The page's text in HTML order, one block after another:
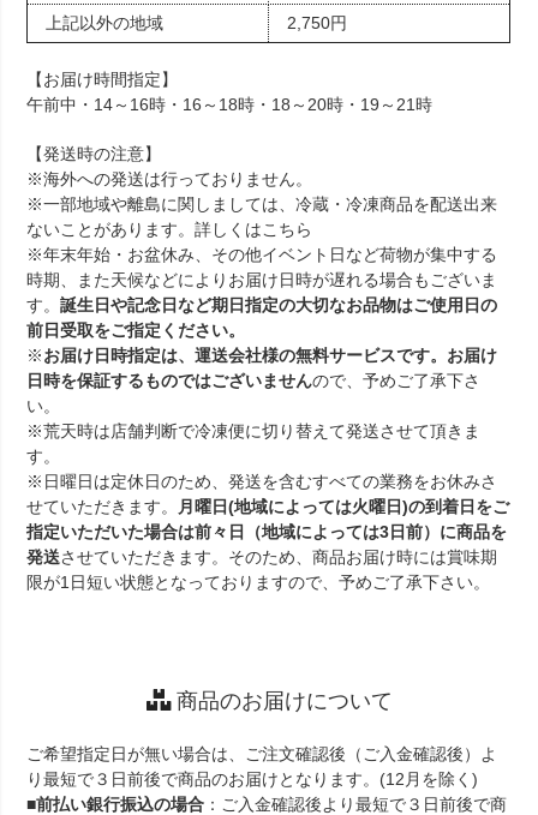
上記以外の地域
2,750円
【お届け時間指定】
午前中・14～16時・16～18時・18～20時・19～21時
【発送時の注意】
※海外への発送は行っておりません。
※一部地域や離島に関しましては、冷蔵・冷凍商品を配送出来
ないことがあります。詳しくはこちら
※年末年始・お盆休み、その他イベント日など荷物が集中する
時期、また天候などによりお届け日時が遅れる場合もございま
す。誕生日や記念日など期日指定の大切なお品物はご使用日の
前日受取をご指定ください。
※お届け日時指定は、運送会社様の無料サービスです。お届け
日時を保証するものではございませんので、予めご了承下さ
い。
※荒天時は店舗判断で冷凍便に切り替えて発送させて頂きま
す。
※日曜日は定休日のため、発送を含むすべての業務をお休みさ
せていただきます。
月曜日(地域によっては火曜日)の到着日をご
指定いただいた場合は前々日（地域によっては3日前）に商品を
発送させていただきます。そのため、商品お届け時には賞味期
限が1日短い状態となっておりますので、予めご了承下さい。
商品のお届けについて
ご希望指定日が無い場合は、ご注文確認後（ご入金確認後）よ
り最短で３日前後で商品のお届けとなります。(12月を除く)
■前払い銀行振込の場合 ：ご入金確認後より最短で３日前後で商